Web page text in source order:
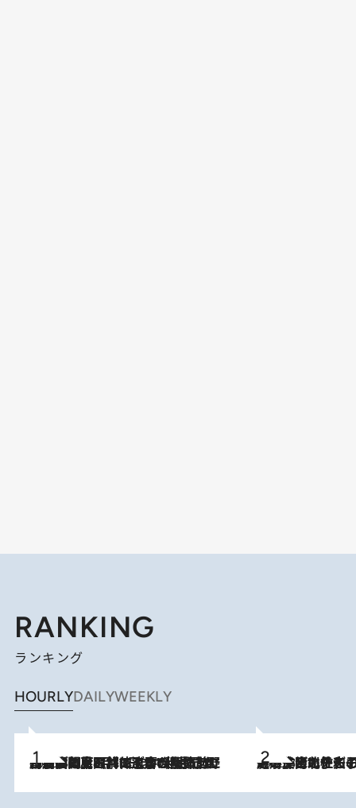
RANKING
ランキング
HOURLYDAILYWEEKLY
2026.8.8
「最後に見られてよかった」上野動物園の東園パンダ舎が解体前に特別公開。8月16日まで延長されたパネル展と共に辿る“半世紀”のパンダ飼育《解体工事の図面あり》 2026.8.3
《「文士の子ども被害者の会」発足！》阿川佐和子（72）が語る遠藤周作に北杜夫、劇作家・矢代静一の子どもたちの“文豪プライベート事件簿”